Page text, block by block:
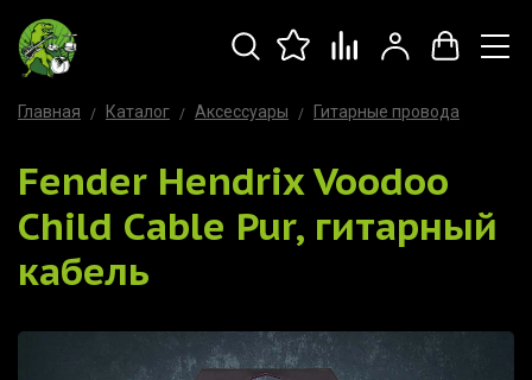
Главная Каталог Аксессуары Гитарные провода
Fender Hendrix Voodoo
Child Cable Pur, гитарный
кабель